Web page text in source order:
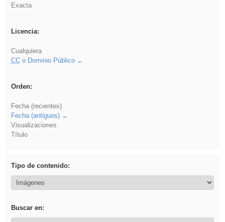
Exacta
Licencia:
Cualquiera
CCo Dominio Público
Orden:
Fecha (recientes)
Fecha (antiguos)
Visualizaciones
Título
Tipo de contenido:
Buscar en: